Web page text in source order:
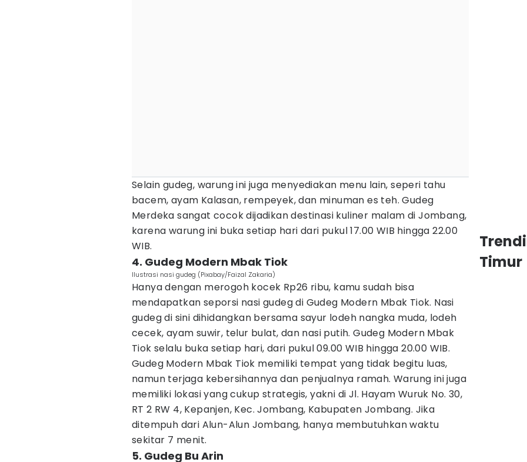
Selain gudeg, warung ini juga menyediakan menu lain, seperi tahu
bacem, ayam Kalasan, rempeyek, dan minuman es teh. Gudeg
Merdeka sangat cocok dijadikan destinasi kuliner malam di Jombang,
karena warung ini buka setiap hari dari pukul 17.00 WIB hingga 22.00
WIB.
4. Gudeg Modern Mbak Tiok
Ilustrasi nasi gudeg (Pixabay/Faizal Zakaria)
Hanya dengan merogoh kocek Rp26 ribu, kamu sudah bisa
mendapatkan seporsi nasi gudeg di Gudeg Modern Mbak Tiok. Nasi
gudeg di sini dihidangkan bersama sayur lodeh nangka muda, lodeh
cecek, ayam suwir, telur bulat, dan nasi putih. Gudeg Modern Mbak
Tiok selalu buka setiap hari, dari pukul 09.00 WIB hingga 20.00 WIB.
Gudeg Modern Mbak Tiok memiliki tempat yang tidak begitu luas,
namun terjaga kebersihannya dan penjualnya ramah. Warung ini juga
memiliki lokasi yang cukup strategis, yakni di Jl. Hayam Wuruk No. 30,
RT 2 RW 4, Kepanjen, Kec. Jombang, Kabupaten Jombang. Jika
ditempuh dari Alun-Alun Jombang, hanya membutuhkan waktu
sekitar 7 menit.
5. Gudeg Bu Arin
Timur